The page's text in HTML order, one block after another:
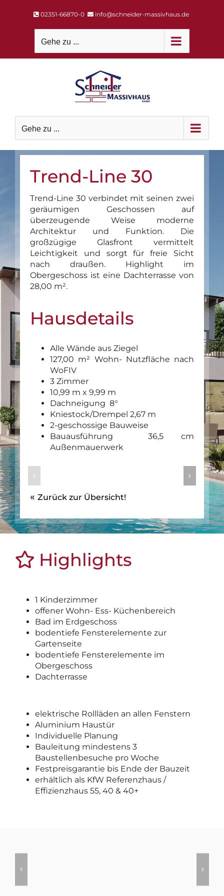
springen
02351-66870-0 info@schneider-massivhaus.de
Gehe zu ...
Gehe zu ...
Trend-Line 30
Trend-Line 30 verbindet mit seinen zwei
geräumigen Geschossen auf
überzeugende Weise moderne
Architektur und Funktion. Die
großzügige Glasfront vermittelt
Leichtigkeit und sorgt für freie Sicht
nach draußen. Highlight im
Obergeschoss ist eine Dachterrasse von
28,00 m².
Hausdetails
Alle Wände aus Ziegel
127,00 m² Wohn- Nutzfläche nach
WoFIV
3 Zimmer
10,99 m x 9,99 m
Dachneigung 8°
Kniestock/Drempel 2,67 m
2-geschossige Bauweise
Bauausführung 36,5 cm
Außenmauerwerk
Zurück zur Übersicht!
Highlights
1 Kinderzimmer
offener Wohn- Ess- Küchenbereich
Bad im Erdgeschoss
bodentiefe Fensterelemente zur
Gartenseite
bodentiefe Fensterelemente im
Obergeschoss
Dachterrasse
elektrische Rollläden an allen Fenstern
Aluminium Haustür
Individuelle Planung
Bauleitung mindestens 3
Baustellenbesuche pro Woche
Festpreisgarantie bis Ende der Bauzeit
erhältlich als KfW Referenzhaus /
Effizienzhaus 55, 40 & 40+